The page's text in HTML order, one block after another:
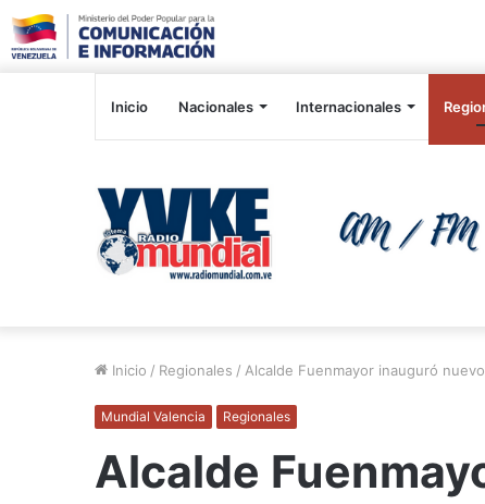
Inicio Nacionales Internacionales
Inicio / Regionales / Alcalde Fuenmayor inauguró
Mundial Valencia Regionales
Alcalde